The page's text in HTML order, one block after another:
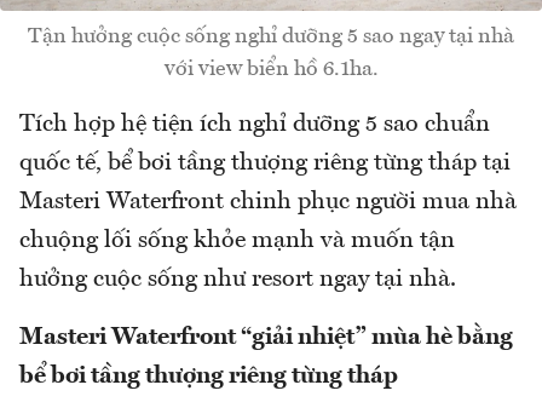
Tận hưởng cuộc sống nghỉ dưỡng 5 sao ngay tại nhà
với view biển hồ 6.1ha.
Tích hợp hệ tiện ích nghỉ dưỡng 5 sao chuẩn
quốc tế, bể bơi tầng thượng riêng từng tháp tại
Masteri Waterfront chinh phục người mua nhà
chuộng lối sống khỏe mạnh và muốn tận
hưởng cuộc sống như resort ngay tại nhà.
Masteri Waterfront “giải nhiệt” mùa hè bằng
bể bơi tầng thượng riêng từng tháp